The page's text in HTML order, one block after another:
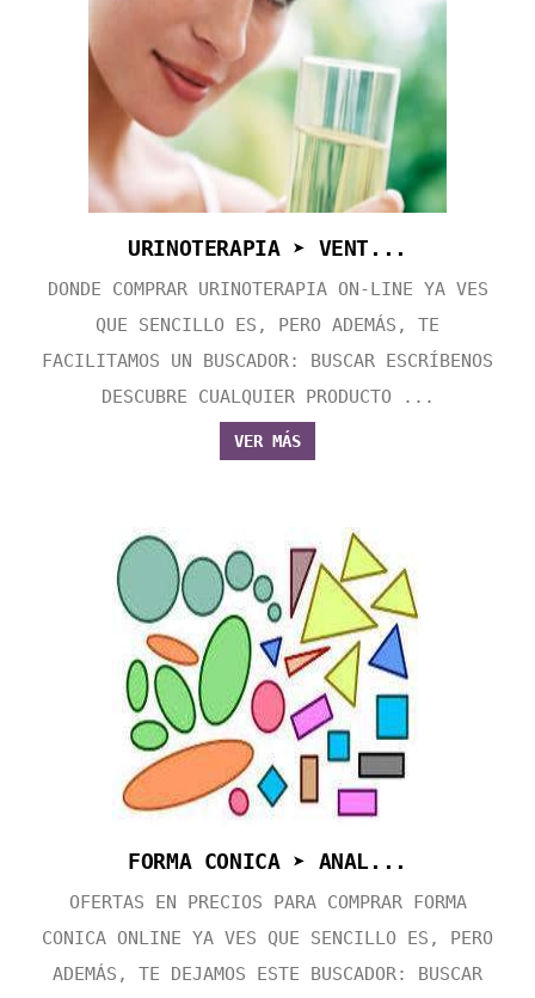
URINOTERAPIA ➤ VENT...
DONDE COMPRAR URINOTERAPIA ON-LINE YA VES
QUE SENCILLO ES, PERO ADEMÁS, TE
FACILITAMOS UN BUSCADOR: BUSCAR ESCRÍBENOS
DESCUBRE CUALQUIER PRODUCTO ...
VER MÁS
FORMA CONICA ➤ ANAL...
OFERTAS EN PRECIOS PARA COMPRAR FORMA
CONICA ONLINE YA VES QUE SENCILLO ES, PERO
ADEMÁS, TE DEJAMOS ESTE BUSCADOR: BUSCAR